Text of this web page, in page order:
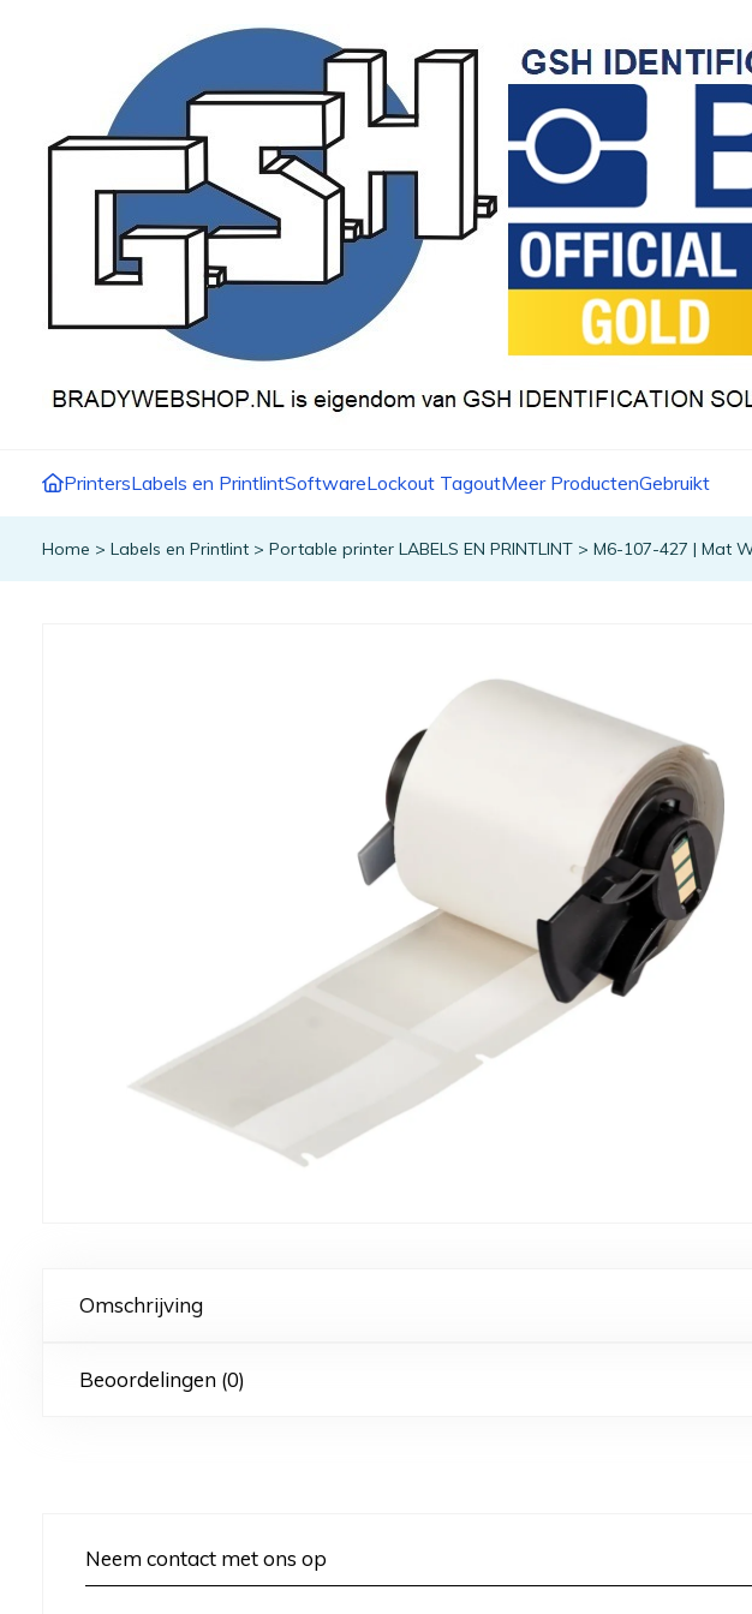
PrintersLabels en PrintlintSoftwareLockout TagoutMeer ProductenGebruikt
Home > Labels en Printlint > Portable printer LABELS EN PRINTLINT > M6-107-427 | Mat
Omschrijving
Beoordelingen (0)
Neem contact met ons op